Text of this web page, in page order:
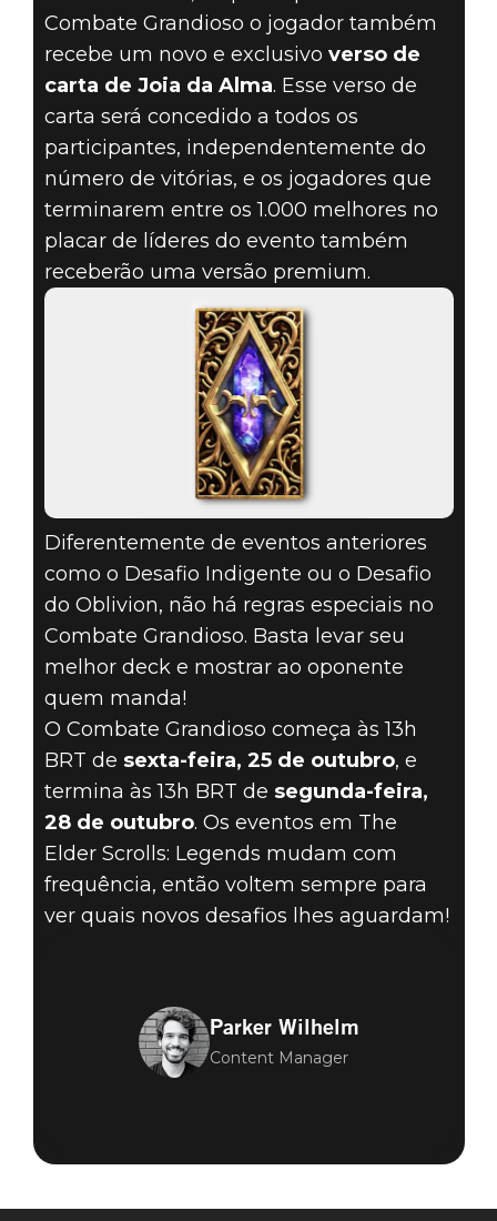
Combate Grandioso o jogador também
recebe um novo e exclusivo verso de
carta de Joia da Alma. Esse verso de
carta será concedido a todos os
participantes, independentemente do
número de vitórias, e os jogadores que
terminarem entre os 1.000 melhores no
placar de líderes do evento também
receberão uma versão premium.
Diferentemente de eventos anteriores
como o Desafio Indigente ou o Desafio
do Oblivion, não há regras especiais no
Combate Grandioso. Basta levar seu
melhor deck e mostrar ao oponente
quem manda!
O Combate Grandioso começa às 13h
BRT de sexta-feira, 25 de outubro, e
termina às 13h BRT de segunda-feira,
28 de outubro. Os eventos em The
Elder Scrolls: Legends mudam com
frequência, então voltem sempre para
ver quais novos desafios lhes aguardam!
Parker Wilhelm
Content Manager